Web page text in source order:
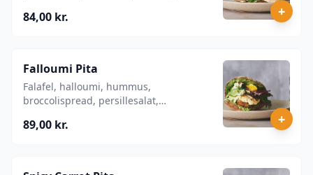
84,00 kr. +
Falloumi Pita
Falafel, halloumi, hummus,
broccolispread, persillesalat,
89,00 kr. +